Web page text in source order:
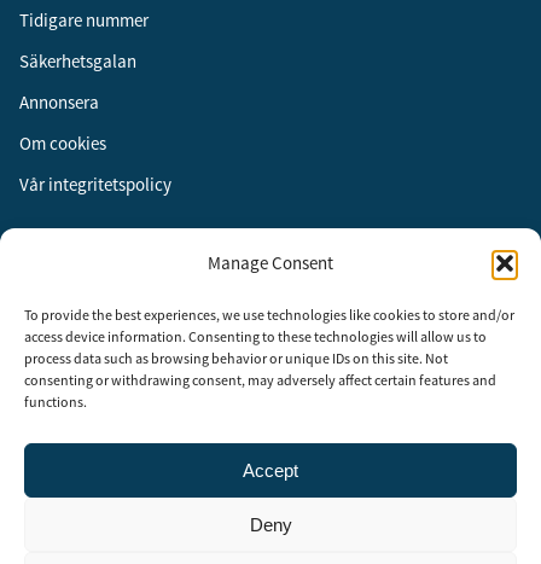
Manage Consent
To provide the best experiences, we use technologies like cookies to store and/or
access device information. Consenting to these technologies will allow us to
process data such as browsing behavior or unique IDs on this site. Not
consenting or withdrawing consent, may adversely affect certain features and
functions.
Accept
Deny
Tidigare nummer
Säkerhetsgalan
Annonsera
Om cookies
Vår integritetspolicy
Instagram
LinkedIn
Säkerhet år 2003 för att stimulera, utveckla och informera om